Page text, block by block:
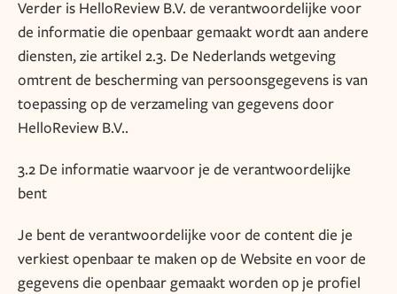
Verder is HelloReview B.V. de verantwoordelijke voor
de informatie die openbaar gemaakt wordt aan andere
diensten, zie artikel 2.3. De Nederlands wetgeving
omtrent de bescherming van persoonsgegevens is van
toepassing op de verzameling van gegevens door
HelloReview B.V..
3.2 De informatie waarvoor je de verantwoordelijke
bent
Je bent de verantwoordelijke voor de content die je
verkiest openbaar te maken op de Website en voor de
gegevens die openbaar gemaakt worden op je profiel